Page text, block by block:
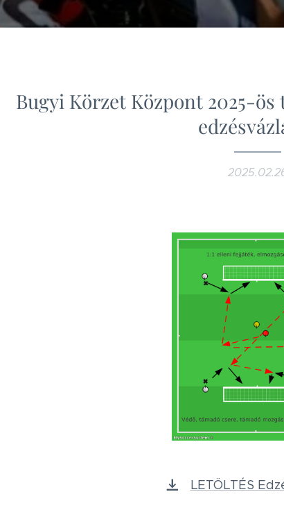
Bugyi Körzet Központ 2025-ös
LETÖLTÉS